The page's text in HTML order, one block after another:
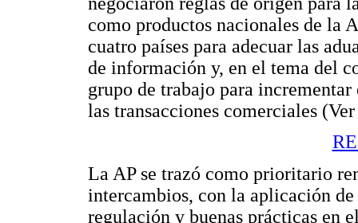
como productos nacionales de la
cuatro países para adecuar las
de información y, en el tema del
grupo de trabajo para
las transacciones comerciales
La AP se trazó como prioritario
intercambios, con la aplicación
regulación y buenas prácticas en